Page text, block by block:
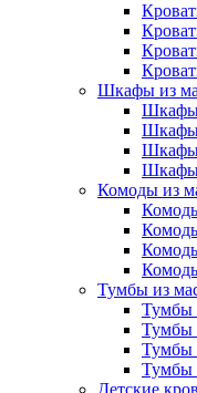
Шкафы из
Шкафы
Шкафы
Шкафы
Шкафы
Комоды из
Тумбы из
Тумбы
Тумбы
Тумбы
Тумбы
Детские